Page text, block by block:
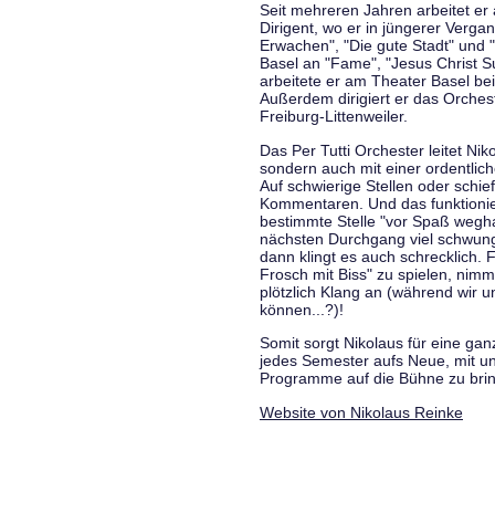
Seit mehreren Jahren arbeitet
Dirigent, wo er in jüngerer
Erwachen", "Die gute Stadt" und
Basel an "Fame", "Jesus Christ
arbeitete er am Theater Basel
Außerdem dirigiert er das
Freiburg-Littenweiler.
Das Per Tutti Orchester leitet
sondern auch mit einer
Auf schwierige Stellen oder
Kommentaren. Und das
bestimmte Stelle "vor Spaß
nächsten Durchgang viel
dann klingt es auch schrecklich.
Frosch mit Biss" zu spielen,
plötzlich Klang an (während wir
können...?)!
Somit sorgt Nikolaus für eine
jedes Semester aufs Neue, mit
Programme auf die Bühne zu
Website von Nikolaus Reinke